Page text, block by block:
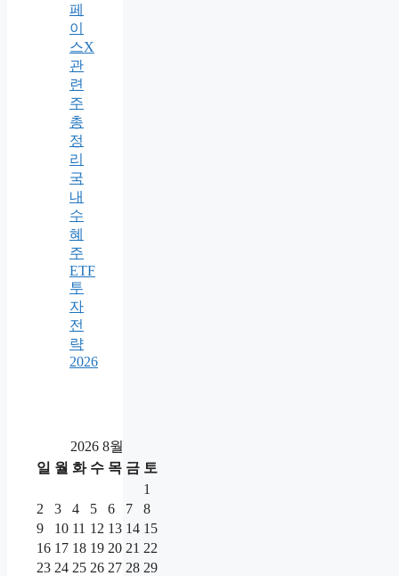
페
이
스X
관
련
주
총
정
리
국
내
수
혜
주
ETF
투
자
전
략
2026
2026 8월
일 월 화 수 목 금 토
1
2
3 4 5 6 7
8
9
10 11 12 13 14 15
16 17 18 19 20 21 22
23 24 25 26 27 28 29